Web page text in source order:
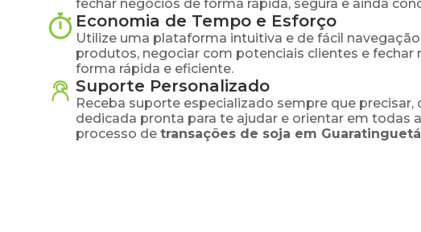
fechar negócios de forma rápida, segura e ainda
Economia de Tempo e Esforço
Utilize uma plataforma intuitiva e de fácil
produtos, negociar com potenciais clientes e fechar
forma rápida e eficiente.
Suporte Personalizado
Receba suporte especializado sempre que precisar,
dedicada pronta para te ajudar e orientar em todas
processo de transações de soja em Guaratinguetá